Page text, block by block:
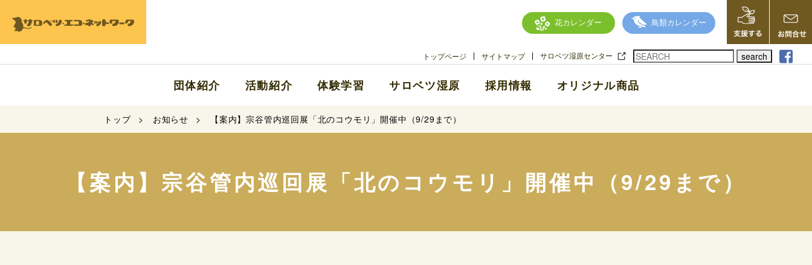
花カレンダー 鳥類カレンダー
トップページ サイトマップ サロベツ湿原センター search
団体紹介 活動紹介 体験学習 サロベツ湿原 採用情報 オリジナル商品
トップ お知らせ 【案内】宗谷管内巡回展「北のコウモリ」開催中（9/29まで）
【案内】宗谷管内巡回展「北のコウモリ」開催中（9/29まで）